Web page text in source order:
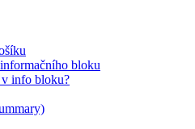
bloku
v info bloku?